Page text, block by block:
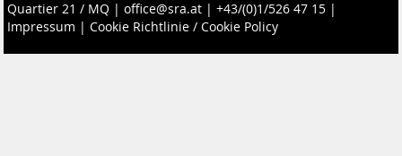
Quartier 21 / MQ | office@sra.at | +43/(0)1/526 47 15 |
Impressum | Cookie Richtlinie / Cookie Policy